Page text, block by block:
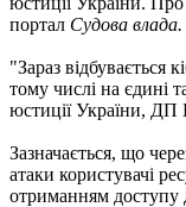
портал Судова влада.
"Зараз відбувається
тому числі на єдині
юстиції України, ДП
Зазначається, що
атаки користувачі
отриманням доступу